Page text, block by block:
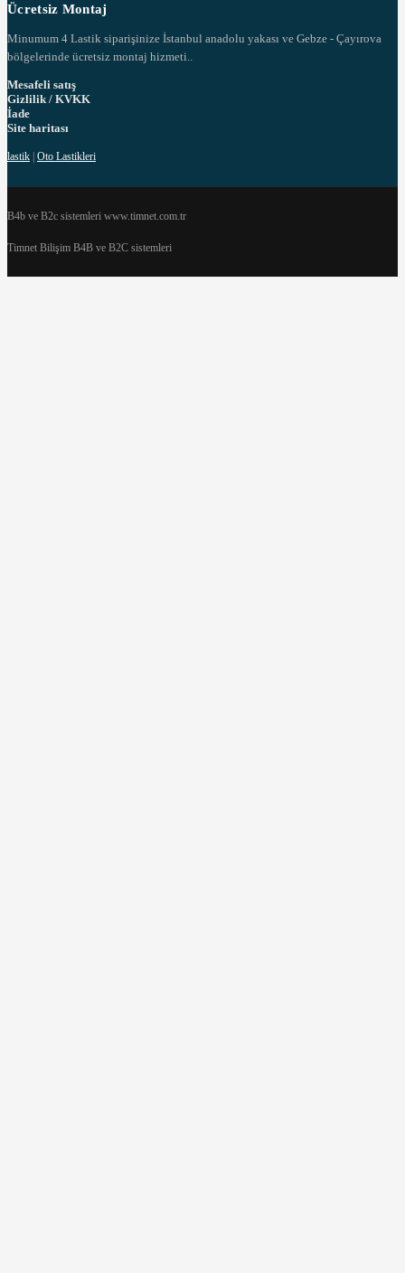
Ücretsiz Montaj
Minumum 4 Lastik siparişinize İstanbul anadolu yakası ve Gebze - Çayırova
bölgelerinde ücretsiz montaj hizmeti..
Mesafeli satış
Gizlilik / KVKK
İade
Site haritası
lastik | Oto Lastikleri
B4b ve B2c sistemleri www.timnet.com.tr
Timnet Bilişim B4B ve B2C sistemleri